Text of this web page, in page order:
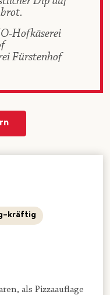
Hofkäserei
Fürstenhof
kräftig
als Pizzaauflage